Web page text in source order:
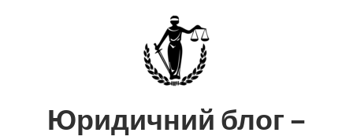
Юридичний блог –